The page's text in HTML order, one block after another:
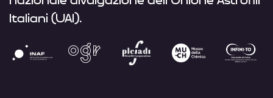
Italiani (UAI).